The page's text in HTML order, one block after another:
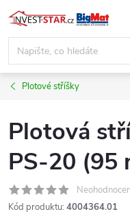
Přejít
na
obsah
Plotové stříšky
Plotová
PS-20 (95
Kód produktu: 4004364.01